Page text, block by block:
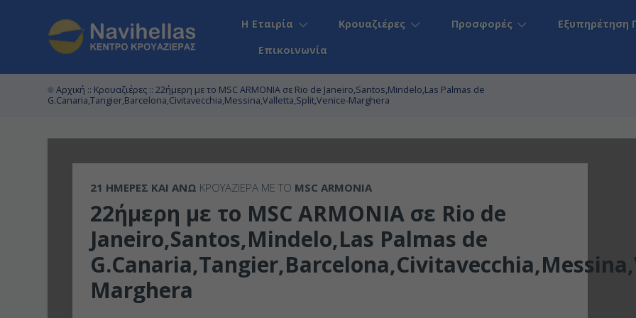
Η Εταιρία Κρουαζιέρες Προσφορές
Εξυπηρέτηση
Επικοινωνία
Αρχική :: Κρουαζιέρες :: 22ήμερη με το MSC ARMONIA σε Rio de Janeiro,Santos,Mindelo,Las Palmas de
G.Canaria,Tangier,Barcelona,Civitavecchia,Messina,Valletta,Split,Venice-Marghera
21 ΗΜΈΡΕΣ ΚΑΙ ΆΝΩ ΚΡΟΥΑΖΙΕΡΑ ΜΕ ΤΟ MSC ARMONIA
22ήμερη με το MSC ARMONIA σε Rio de
Janeiro,Santos,Mindelo,Las Palmas de
Marghera